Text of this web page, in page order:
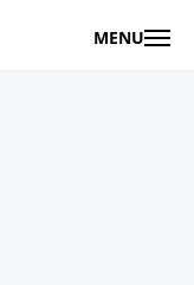
MENU